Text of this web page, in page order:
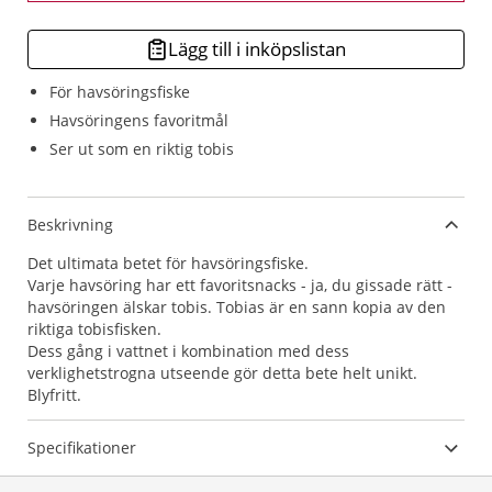
För havsöringsfiske
Havsöringens favoritmål
Ser ut som en riktig tobis
Lägg till i inköpslistan
Beskrivning
Det ultimata betet för havsöringsfiske.
Varje havsöring har ett favoritsnacks - ja, du gissade rätt -
havsöringen älskar tobis. Tobias är en sann kopia av den
riktiga tobisfisken.
Dess gång i vattnet i kombination med dess
verklighetstrogna utseende gör detta bete helt unikt.
Blyfritt.
Specifikationer